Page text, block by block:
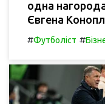
одна
Євгена
#Футболіст #